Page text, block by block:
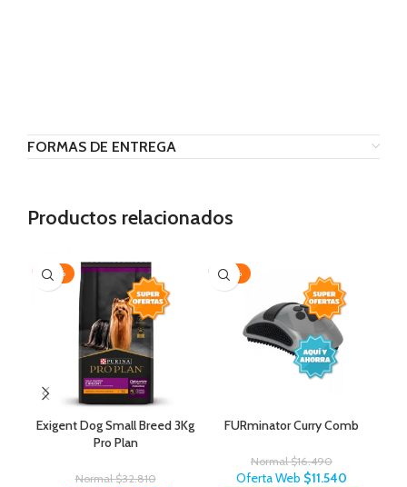
FORMAS DE ENTREGA
Productos relacionados
-20%
Exigent Dog Small Breed 3Kg
Pro Plan
Normal$32.810
-30%
FURminator Curry Comb
Normal$16.490
Oferta Web $11.540